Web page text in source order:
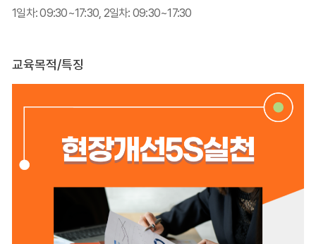
1일차: 09:30~17:30, 2일차: 09:30~17:30
교육목적/특징